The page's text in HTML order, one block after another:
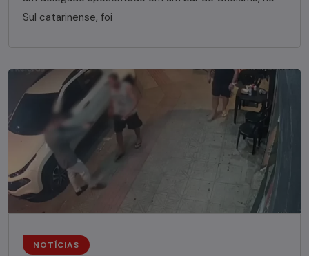
Sul catarinense, foi
NOTÍCIAS